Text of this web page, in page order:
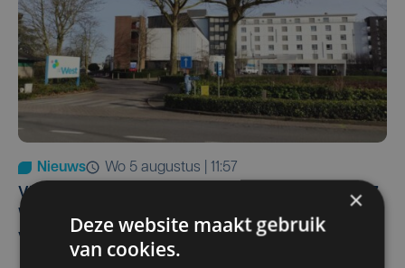
Nieuws
wo 5 augustus | 11:57
Vier Oostendse gynaecologen versterken dienst in AZ
West, dat ook een nieuwe voltijdse gynaecoloog
verwelkomt
×
Deze website maakt gebruik
van cookies.